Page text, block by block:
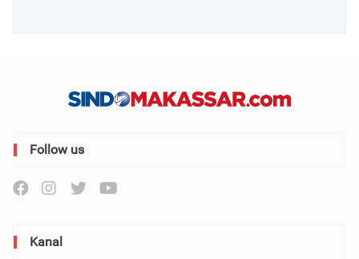
Follow us
Kanal